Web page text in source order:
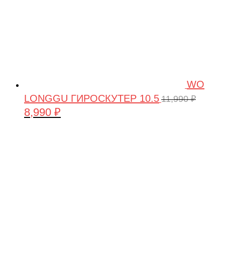
WO
LONGGU ГИРОСКУТЕР 10.5 11,990₽
Первоначальная
8,990 ₽